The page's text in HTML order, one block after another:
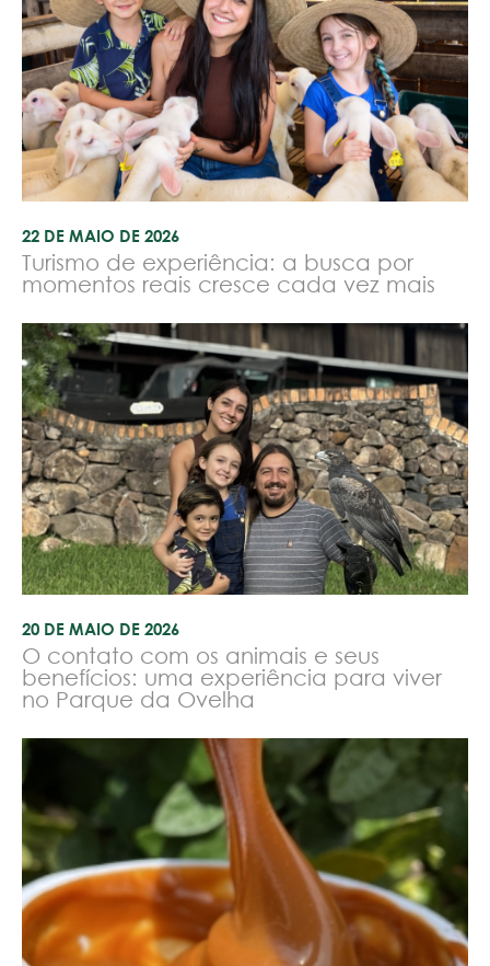
22 DE MAIO DE 2026
Turismo de experiência: a busca por
momentos reais cresce cada vez mais
20 DE MAIO DE 2026
O contato com os animais e seus
benefícios: uma experiência para viver
no Parque da Ovelha